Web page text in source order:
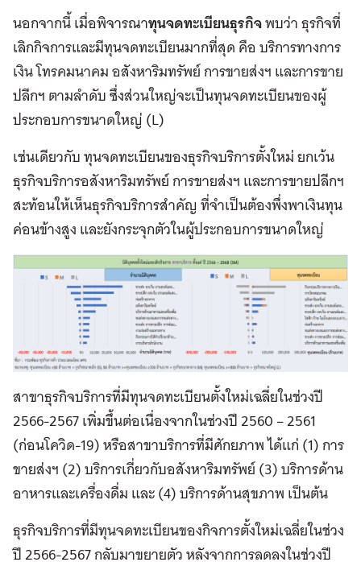
นอกจากนี้เมื่อพิจารณาทุนจดทะเบียนธุรกิจพบว่าธุรกิจที่
เลิกกิจการและมีทุนจดทะเบียนมากที่สุดคือบริการทางการ
เงินโทรคมนาคมอสังหาริมทรัพย์การขายส่งฯและการขาย
ปลีกฯตามลำดับซึ่งส่วนใหญ่จะเป็นทุนจดทะเบียนของผู้
ประกอบการขนาดใหญ่(L)
เช่นเดียวกับทุนจดทะเบียนของธุรกิจบริการตั้งใหม่ยกเว้น
ธุรกิจบริการอสังหาริมทรัพย์การขายส่งฯและการขายปลีกฯ
สะท้อนให้เห็นธุรกิจบริการสำคัญที่จำเป็นต้องพึ่งพาเงินทุน
ค่อนข้างสูงและยังกระจุกตัวในผู้ประกอบการขนาดใหญ่
สาขาธุรกิจบริการที่มีทุนจดทะเบียนตั้งใหม่เฉลี่ยในช่วงปี
2566-2567เพิ่มขึ้นต่อเนื่องจากในช่วงปี2560 – 2561
(ก่อนโควิด-19)หรือสาขาบริการที่มีศักยภาพได้แก่(1)การ
ขายส่งฯ(2)บริการเกี่ยวกับอสังหาริมทรัพย์(3)บริการด้าน
อาหารและเครื่องดื่มและ(4)บริการด้านสุขภาพเป็นต้น
ธุรกิจบริการที่มีทุนจดทะเบียนของกิจการตั้งใหม่เฉลี่ยในช่วง
ปี2566-2567กลับมาขยายตัวหลังจากการลดลงในช่วงปี